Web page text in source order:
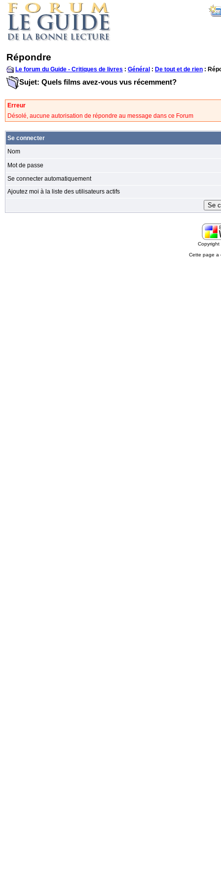
Répondre
Le forum du Guide - Critiques de livres : Général : De tout et de rien :
Sujet: Quels films avez-vous vus récemment?
Erreur
Désolé, aucune autorisation de répondre au message dans ce Forum
Se connecter
Nom
Mot de passe
Se connecter automatiquement
Ajoutez moi à la liste des utilisateurs actifs
Cette page a